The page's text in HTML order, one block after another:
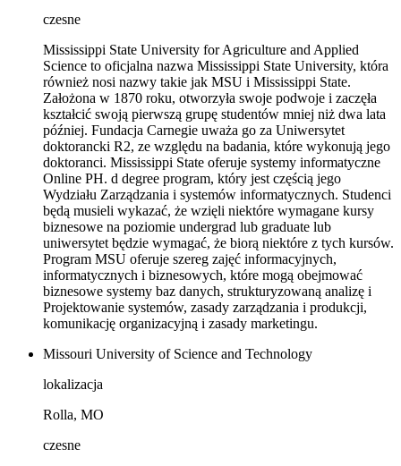
czesne
Mississippi State University for Agriculture and Applied
Science to oficjalna nazwa Mississippi State University, która
również nosi nazwy takie jak MSU i Mississippi State.
Założona w 1870 roku, otworzyła swoje podwoje i zaczęła
kształcić swoją pierwszą grupę studentów mniej niż dwa lata
później. Fundacja Carnegie uważa go za Uniwersytet
doktorancki R2, ze względu na badania, które wykonują jego
doktoranci. Mississippi State oferuje systemy informatyczne
Online PH. d degree program, który jest częścią jego
Wydziału Zarządzania i systemów informatycznych. Studenci
będą musieli wykazać, że wzięli niektóre wymagane kursy
biznesowe na poziomie undergrad lub graduate lub
uniwersytet będzie wymagać, że biorą niektóre z tych kursów.
Program MSU oferuje szereg zajęć informacyjnych,
informatycznych i biznesowych, które mogą obejmować
biznesowe systemy baz danych, strukturyzowaną analizę i
Projektowanie systemów, zasady zarządzania i produkcji,
komunikację organizacyjną i zasady marketingu.
Missouri University of Science and Technology
lokalizacja
Rolla, MO
czesne